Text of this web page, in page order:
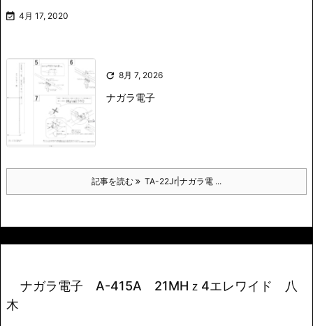
 4月 17, 2020
 8月 7, 2026
ナガラ電子
記事を読む TA-22Jr|ナガラ電 ...
ナガラ電子 A-415A 21MHｚ4エレワイド 八
木